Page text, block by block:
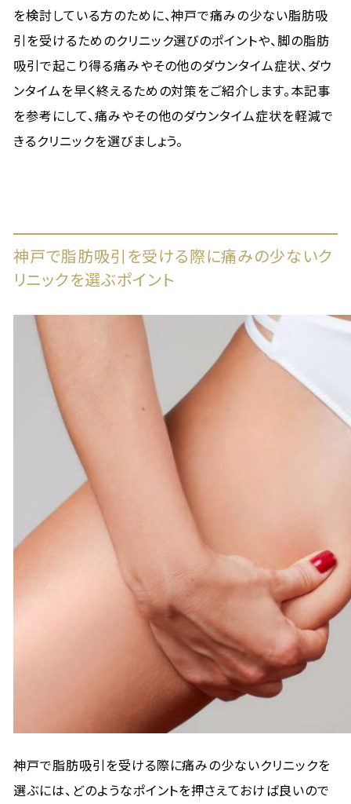
を検討している方のために、神戸で痛みの少ない脂肪吸
引を受けるためのクリニック選びのポイントや、脚の脂肪
吸引で起こり得る痛みやその他のダウンタイム症状、ダウ
ンタイムを早く終えるための対策をご紹介します。本記事
を参考にして、痛みやその他のダウンタイム症状を軽減で
きるクリニックを選びましょう。
神戸で脂肪吸引を受ける際に痛みの少ないク
リニックを選ぶポイント
神戸で脂肪吸引を受ける際に痛みの少ないクリニックを
選ぶには、どのようなポイントを押さえておけば良いので